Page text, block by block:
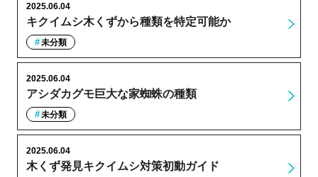
キクイムシ木くずから種類を特定可能か
2025.06.04
未分類
アシダカグモ巨大な家蜘蛛の種類
2025.06.04
未分類
木くず発見キクイムシ対策初動ガイド
2025.06.04